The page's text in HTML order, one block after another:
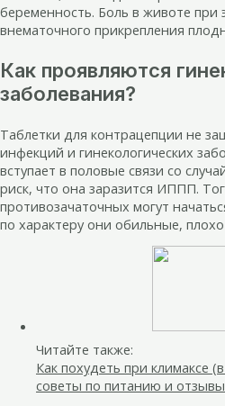
беременность. Боль в животе при
внематочного прикрепления
Как проявляются
заболевания?
Таблетки для контрацепции не
инфекций и гинекологических
вступает в половые связи со
риск, что она заразится ИППП.
противозачаточных могут
по характеру они обильные,
Читайте также:
Как похудеть при климаксе
советы по питанию и отзывы